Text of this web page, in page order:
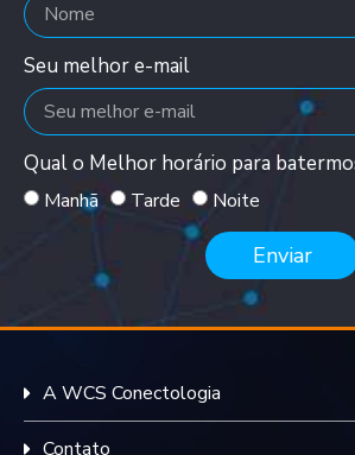
Seu melhor e-mail
Qual o Melhor horário para
Manhã Tarde Noite
Enviar
A WCS Conectologia
Contato